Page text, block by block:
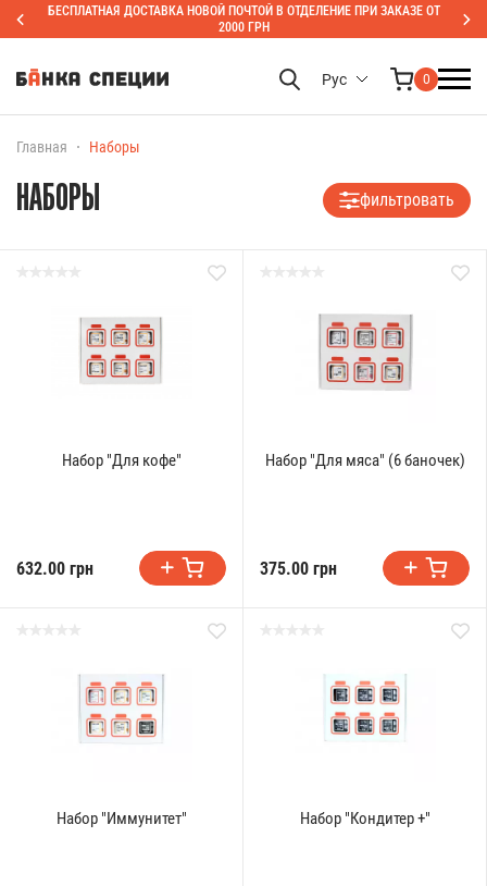
БЕСПЛАТНАЯ ДОСТАВКА НОВОЙ ПОЧТОЙ В ОТДЕЛЕНИЕ ПРИ ЗАКАЗЕ ОТ
2000 ГРН
Рус 0
Главная Наборы
НАБОРЫ фильтровать
Набор "Для кофе"
632.00 грн
Набор "Для мяса" (6 баночек)
375.00 грн
Набор "Иммунитет" Набор "Кондитер +"